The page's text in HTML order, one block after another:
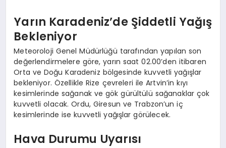
Yarın Karadeniz’de Şiddetli Yağış
Bekleniyor
Meteoroloji Genel Müdürlüğü tarafından yapılan son
değerlendirmelere göre, yarın saat 02.00’den itibaren
Orta ve Doğu Karadeniz bölgesinde kuvvetli yağışlar
bekleniyor. Özellikle Rize çevreleri ile Artvin’in kıyı
kesimlerinde sağanak ve gök gürültülü sağanaklar çok
kuvvetli olacak. Ordu, Giresun ve Trabzon’un iç
kesimlerinde ise kuvvetli yağışlar görülecek.
Hava Durumu Uyarısı